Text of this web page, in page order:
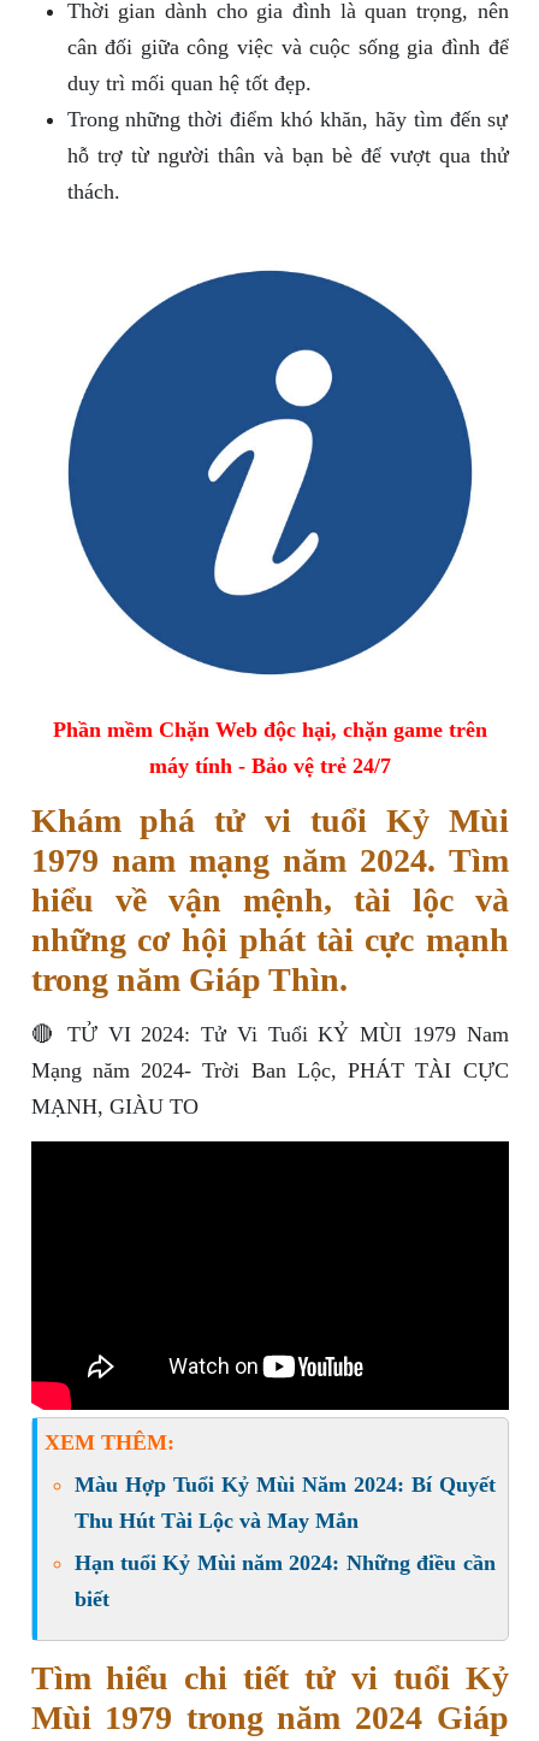
Thời gian dành cho gia đình là quan trọng, nên
cân đối giữa công việc và cuộc sống gia đình để
duy trì mối quan hệ tốt đẹp.
Trong những thời điểm khó khăn, hãy tìm đến sự
hỗ trợ từ người thân và bạn bè để vượt qua thử
thách.
Phần mềm Chặn Web độc hại, chặn game trên
máy tính - Bảo vệ trẻ 24/7
Khám phá tử vi tuổi Kỷ Mùi
1979 nam mạng năm 2024. Tìm
hiểu về vận mệnh, tài lộc và
những cơ hội phát tài cực mạnh
trong năm Giáp Thìn.
🔴 TỬ VI 2024: Tử Vi Tuổi KỶ MÙI 1979 Nam
Mạng năm 2024- Trời Ban Lộc, PHÁT TÀI CỰC
MẠNH, GIÀU TO
XEM THÊM:
Màu Hợp Tuổi Kỷ Mùi Năm 2024: Bí Quyết
Thu Hút Tài Lộc và May Mắn
Hạn tuổi Kỷ Mùi năm 2024: Những điều cần
biết
Tìm hiểu chi tiết tử vi tuổi Kỷ
Mùi 1979 trong năm 2024 Giáp